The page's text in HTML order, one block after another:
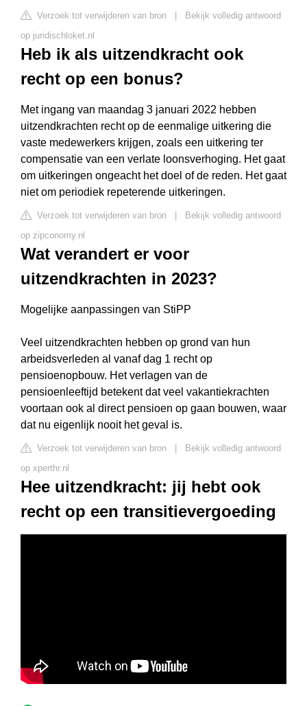
Verzoek tot verwijderen van bron
Bekijk volledig antwoord
op juridischloket.nl
Heb ik als uitzendkracht ook
recht op een bonus?
Met ingang van maandag 3 januari 2022 hebben
uitzendkrachten recht op de eenmalige uitkering die
vaste medewerkers krijgen, zoals een uitkering ter
compensatie van een verlate loonsverhoging. Het gaat
om uitkeringen ongeacht het doel of de reden. Het gaat
niet om periodiek repeterende uitkeringen.
Verzoek tot verwijderen van bron
Bekijk volledig antwoord
op zipconomy.nl
Wat verandert er voor
uitzendkrachten in 2023?
Mogelijke aanpassingen van StiPP
Veel uitzendkrachten hebben op grond van hun
arbeidsverleden al vanaf dag 1 recht op
pensioenopbouw. Het verlagen van de
pensioenleeftijd betekent dat veel vakantiekrachten
voortaan ook al direct pensioen op gaan bouwen, waar
dat nu eigenlijk nooit het geval is.
Verzoek tot verwijderen van bron
Bekijk volledig antwoord
op xperthr.nl
Hee uitzendkracht: jij hebt ook
recht op een transitievergoeding